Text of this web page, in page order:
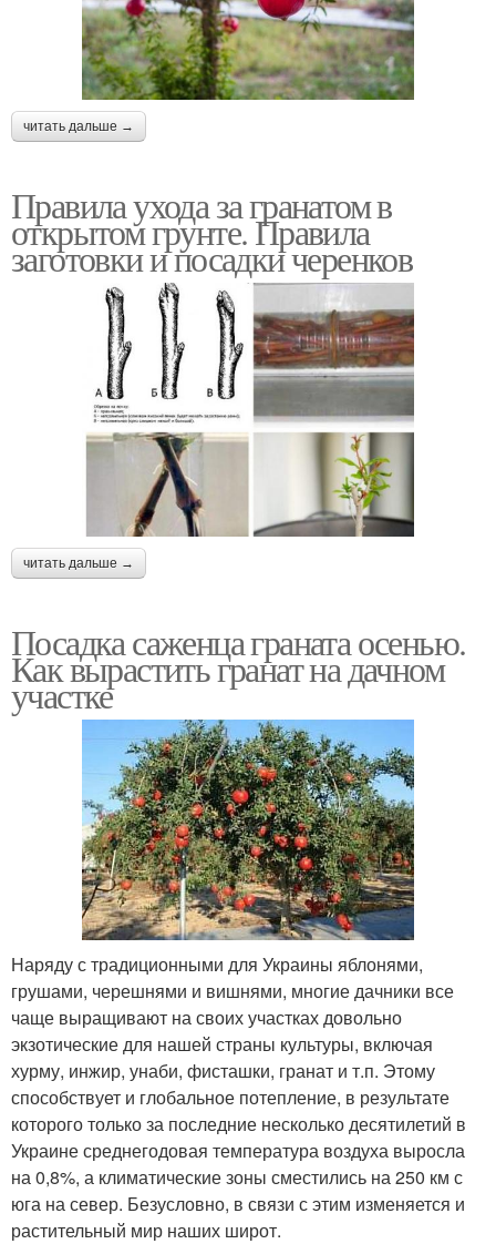
читать дальше →
Правила ухода за гранатом в
открытом грунте. Правила
заготовки и посадки черенков
читать дальше →
Посадка саженца граната осенью.
Как вырастить гранат на дачном
участке
Наряду с традиционными для Украины яблонями,
грушами, черешнями и вишнями, многие дачники все
чаще выращивают на своих участках довольно
экзотические для нашей страны культуры, включая
хурму, инжир, унаби, фисташки, гранат и т.п. Этому
способствует и глобальное потепление, в результате
которого только за последние несколько десятилетий в
Украине среднегодовая температура воздуха выросла
на 0,8%, а климатические зоны сместились на 250 км с
юга на север. Безусловно, в связи с этим изменяется и
растительный мир наших широт.